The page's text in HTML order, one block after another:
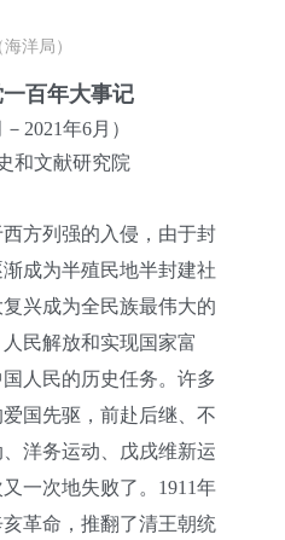
洋局）
百年大事记
－2021年6月）
和文献研究院
方列强的入侵，由于封
成为半殖民地半封建社
兴成为全民族最伟大的
民解放和实现国家富
人民的历史任务。许多
国先驱，前赴后继、不
洋务运动、戊戌维新运
一次地失败了。1911年
革命，推翻了清王朝统